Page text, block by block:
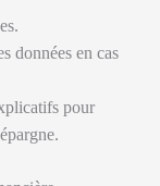
données en cas
pour